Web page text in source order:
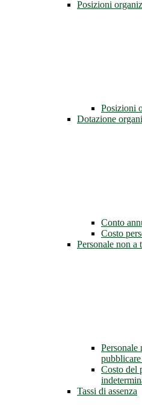
Posizioni
Posizioni
Dotazione
Conto
Costo
Personale non a
Personale
Costo del
Tassi di assenza